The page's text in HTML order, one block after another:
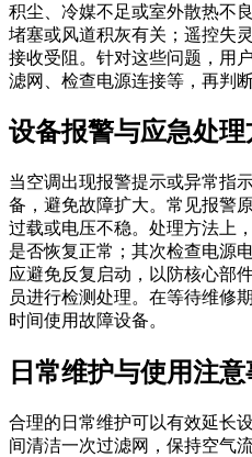
积尘、冷媒不足或室外散热不
堵塞或风道积灰有关；遥控失
接收受阻。针对这些问题，用
滤网、检查电源连接等，再判
设备报警与应急处理
当空调出现报警提示或异常指
备，避免故障扩大。常见报警
过载或电压不稳。处理方法上
是否恢复正常；其次检查电源
应避免反复启动，以防核心部
员进行检测处理。在等待维修
时间使用故障设备。
日常维护与使用注意
合理的日常维护可以有效延长
间清洁一次过滤网，保持空气